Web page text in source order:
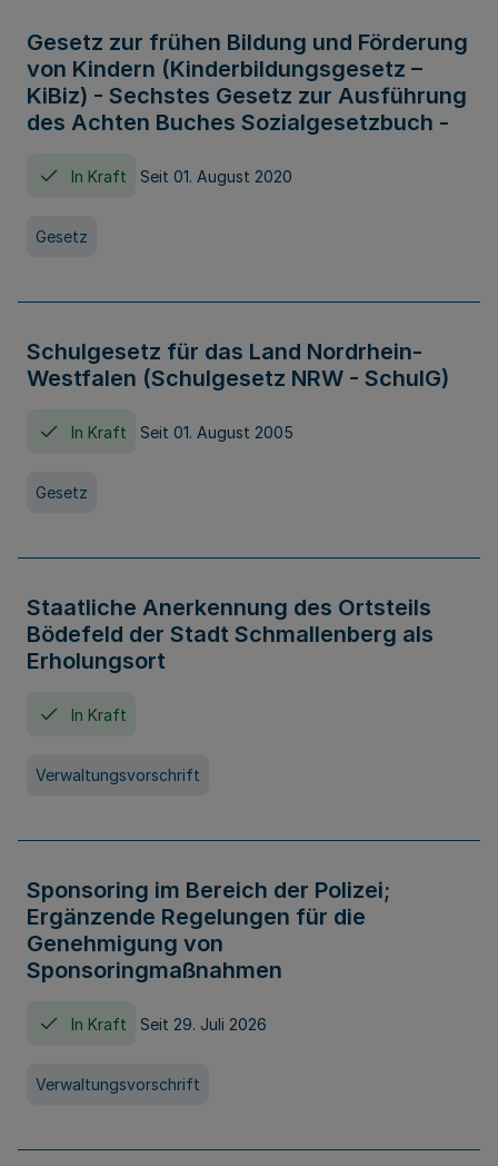
Gesetz zur frühen Bildung und Förderung
von Kindern (Kinderbildungsgesetz –
KiBiz) - Sechstes Gesetz zur Ausführung
des Achten Buches Sozialgesetzbuch -
In Kraft Seit 01. August 2020
Gesetz
Schulgesetz für das Land Nordrhein-
Westfalen (Schulgesetz NRW - SchulG)
In Kraft Seit 01. August 2005
Gesetz
Staatliche Anerkennung des Ortsteils
Bödefeld der Stadt Schmallenberg als
Erholungsort
In Kraft
Verwaltungsvorschrift
Sponsoring im Bereich der Polizei;
Ergänzende Regelungen für die
Genehmigung von
Sponsoringmaßnahmen
In Kraft Seit 29. Juli 2026
Verwaltungsvorschrift